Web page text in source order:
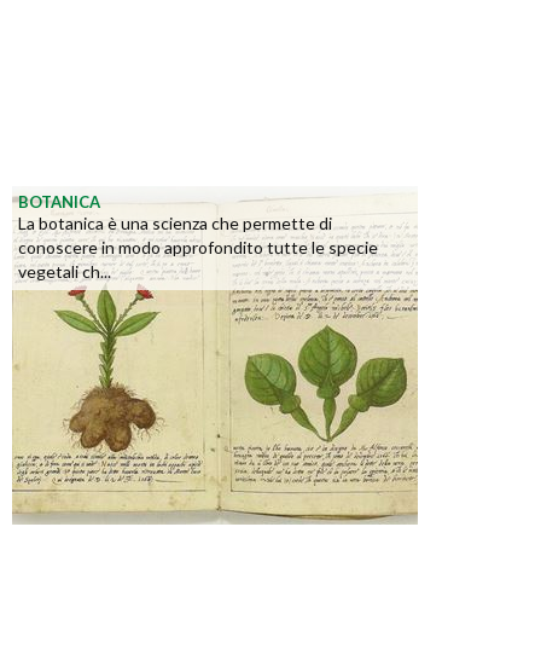
BOTANICA
La botanica è una scienza che permette di
conoscere in modo approfondito tutte le specie
vegetali ch...